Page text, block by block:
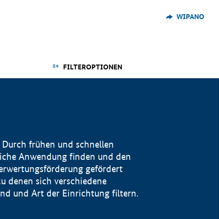
WIPANO
FILTEROPTIONEN
frühen und schnellen
Anwendung finden und den
gefördert
denen sich verschiedene
und Art der Einrichtung filtern.